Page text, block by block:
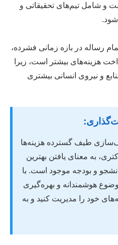
شامل تیم‌های تحقیقاتی و
رساله در بازه زمانی فشرده،
هزینه‌های بیشتر است، زیرا
و نیروی انسانی بیشتری
طیف گسترده هزینه‌ها
به معنای یافتن بهترین
و بودجه موجود است. با
هوشمندانه و بهره‌گیری
خود را مدیریت کنید و به